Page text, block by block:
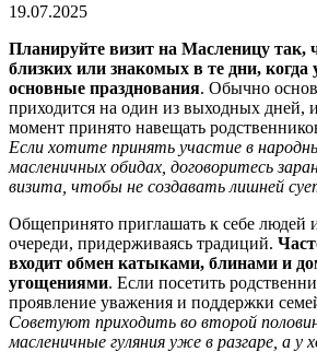
19.07.2025
Планируйте визит на Масленицу так,
близких или знакомых в те дни, когда
основные празднования. Обычно
приходится на один из выходных дней,
момент принято навещать
Если хотите принять участие в
масленичных обидах, договоритесь
визита, чтобы не создавать лишней
Общепринято приглашать к себе людей
очереди, придерживаясь традиций.
входит обмен катыками, блинами и
угощениями. Если посетить
проявление уважения и поддержки
Советуют приходить во второй
масленичные гуляния уже в разгаре, а у